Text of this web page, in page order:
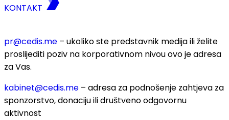
KONTAKT
pr@cedis.me – ukoliko ste predstavnik medija ili želite
proslijediti poziv na korporativnom nivou ovo je adresa
za Vas.
kabinet@cedis.me – adresa za podnošenje zahtjeva za
sponzorstvo, donaciju ili društveno odgovornu
aktivnost